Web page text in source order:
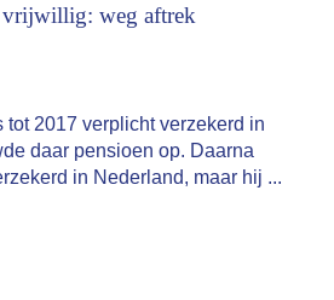
vrijwillig: weg aftrek
tot 2017 verplicht verzekerd in
daar pensioen op. Daarna
in Nederland, maar hij